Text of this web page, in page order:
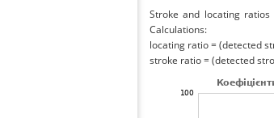
Stroke and locating
Calculations:
locating ratio = (detected
stroke ratio = (detected